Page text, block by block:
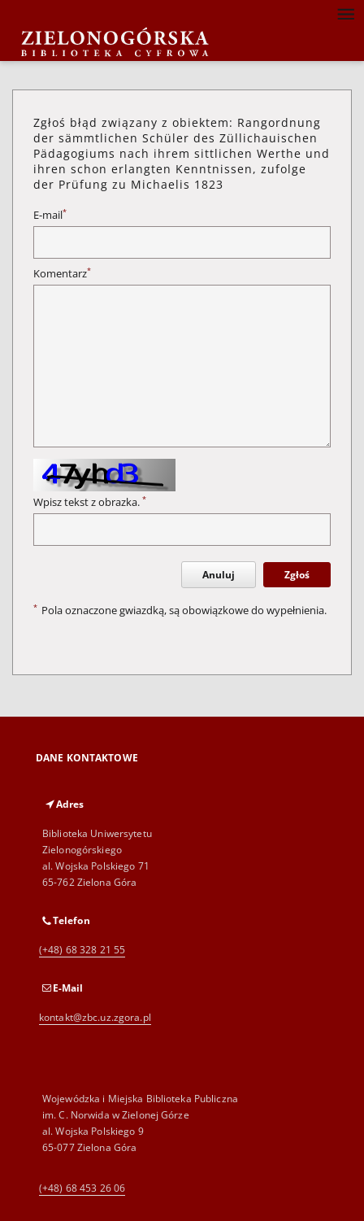
Zgłoś błąd związany z obiektem: Rangordnung
der sämmtlichen Schüler des Züllichauischen
Pädagogiums nach ihrem sittlichen Werthe und
ihren schon erlangten Kenntnissen, zufolge
der Prüfung zu Michaelis 1823
E-mail*
Komentarz*
Wpisz tekst z obrazka. *
Anuluj Zgłoś
* Pola oznaczone gwiazdką, są obowiązkowe do wypełnienia.
DANE KONTAKTOWE
Adres
Biblioteka Uniwersytetu
Zielonogórskiego
al. Wojska Polskiego 71
65-762 Zielona Góra
Telefon
(+48) 68 328 21 55
E-Mail
kontakt@zbc.uz.zgora.pl
Wojewódzka i Miejska Biblioteka Publiczna
im. C. Norwida w Zielonej Górze
al. Wojska Polskiego 9
65-077 Zielona Góra
(+48) 68 453 26 06